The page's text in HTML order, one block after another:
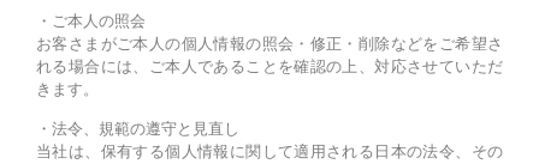
・ご本人の照会
お客さまがご本人の個人情報の照会・修正・削除などをご希望さ
れる場合には、ご本人であることを確認の上、対応させていただ
きます。
・法令、規範の遵守と見直し
当社は、保有する個人情報に関して適用される日本の法令、その